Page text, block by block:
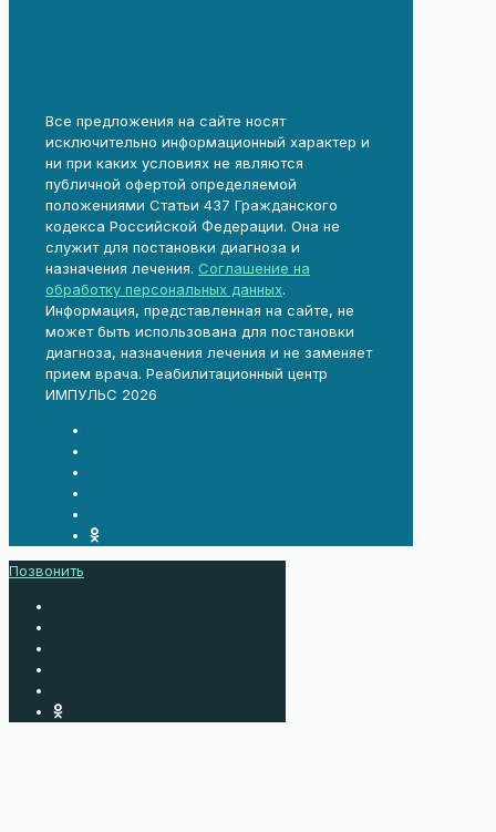
Все предложения на сайте носят
исключительно информационный характер и
ни при каких условиях не являются
публичной офертой определяемой
положениями Статьи 437 Гражданского
кодекса Российской Федерации. Она не
служит для постановки диагноза и
назначения лечения. Соглашение на
обработку персональных данных.
Информация, представленная на сайте, не
может быть использована для постановки
диагноза, назначения лечения и не заменяет
прием врача. Реабилитационный центр
ИМПУЛЬС 2026
Позвонить